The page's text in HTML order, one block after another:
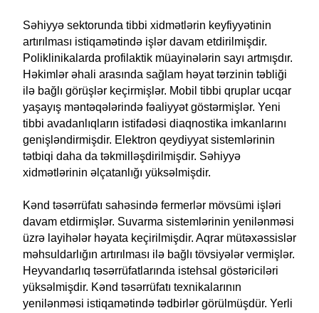
Səhiyyə sektorunda tibbi xidmətlərin keyfiyyətinin
artırılması istiqamətində işlər davam etdirilmişdir.
Poliklinikalarda profilaktik müayinələrin sayı artmışdır.
Həkimlər əhali arasında sağlam həyat tərzinin təbliği
ilə bağlı görüşlər keçirmişlər. Mobil tibbi qruplar ucqar
yaşayış məntəqələrində fəaliyyət göstərmişlər. Yeni
tibbi avadanlıqların istifadəsi diaqnostika imkanlarını
genişləndirmişdir. Elektron qeydiyyat sistemlərinin
tətbiqi daha da təkmilləşdirilmişdir. Səhiyyə
xidmətlərinin əlçatanlığı yüksəlmişdir.
Kənd təsərrüfatı sahəsində fermerlər mövsümi işləri
davam etdirmişlər. Suvarma sistemlərinin yenilənməsi
üzrə layihələr həyata keçirilmişdir. Aqrar mütəxəssislər
məhsuldarlığın artırılması ilə bağlı tövsiyələr vermişlər.
Heyvandarlıq təsərrüfatlarında istehsal göstəriciləri
yüksəlmişdir. Kənd təsərrüfatı texnikalarının
yenilənməsi istiqamətində tədbirlər görülmüşdür. Yerli